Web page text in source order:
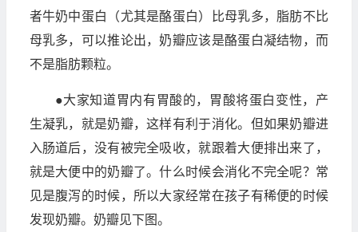
者牛奶中蛋白（尤其是酪蛋白）比母乳多，脂肪不比
母乳多，可以推论出，奶瓣应该是酪蛋白凝结物，而
不是脂肪颗粒。
●大家知道胃内有胃酸的，胃酸将蛋白变性，产
生凝乳，就是奶瓣，这样有利于消化。但如果奶瓣进
入肠道后，没有被完全吸收，就跟着大便排出来了，
就是大便中的奶瓣了。什么时候会消化不完全呢？常
见是腹泻的时候，所以大家经常在孩子有稀便的时候
发现奶瓣。奶瓣见下图。